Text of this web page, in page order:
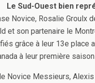
Le Sud-Ouest bien
Novice, Rosalie Groulx
et son partenaire le
grâce à leur 13e place
à leur première
Novice Messieurs,